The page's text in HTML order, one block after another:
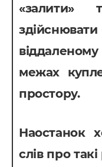
здійснювати
межах
простору.
Наостанок
слів про